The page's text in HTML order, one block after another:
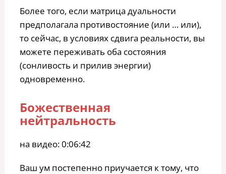
Более того, если матрица дуальности
предполагала противостояние (или … или),
то сейчас, в условиях сдвига реальности, вы
можете переживать оба состояния
(сонливость и прилив энергии)
одновременно.
Божественная
нейтральность
на видео: 0:06:42
Ваш ум постепенно приучается к тому, что